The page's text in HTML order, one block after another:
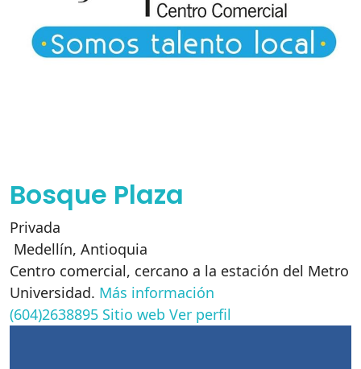
Bosque Plaza
Privada
Medellín, Antioquia
Centro comercial, cercano a la estación del Metro
Universidad. Más información
(604)2638895 Sitio web Ver perfil